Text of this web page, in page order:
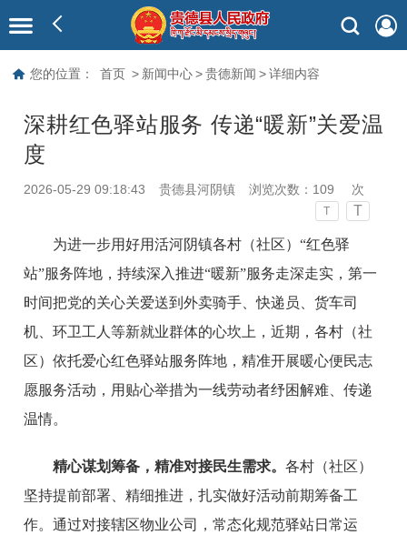
您的位置： 首页 > 新闻中心 > 贵德新闻 > 详细内容
深耕红色驿站服务 传递“暖新”关爱温
度
2026-05-29 09:18:43 贵德县河阴镇 浏览次数： 109 次
T T
为进一步用好用活河阴镇各村（社区）“红色驿
站”服务阵地，持续深入推进“暖新”服务走深走实，第一
时间把党的关心关爱送到外卖骑手、快递员、货车司
机、环卫工人等新就业群体的心坎上，近期，各村（社
区）依托爱心红色驿站服务阵地，精准开展暖心便民志
愿服务活动，用贴心举措为一线劳动者纾困解难、传递
温情。
精心谋划筹备，精准对接民生需求。各村（社区）
坚持提前部署、精细推进，扎实做好活动前期筹备工
作。通过对接辖区物业公司，常态化规范驿站日常运